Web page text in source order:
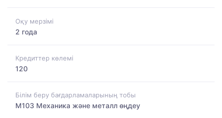
Оқу мерзімі
2 года
Кредиттер көлемі
120
Білім беру бағдарламаларының тобы
M103 Механика және металл өңдеу